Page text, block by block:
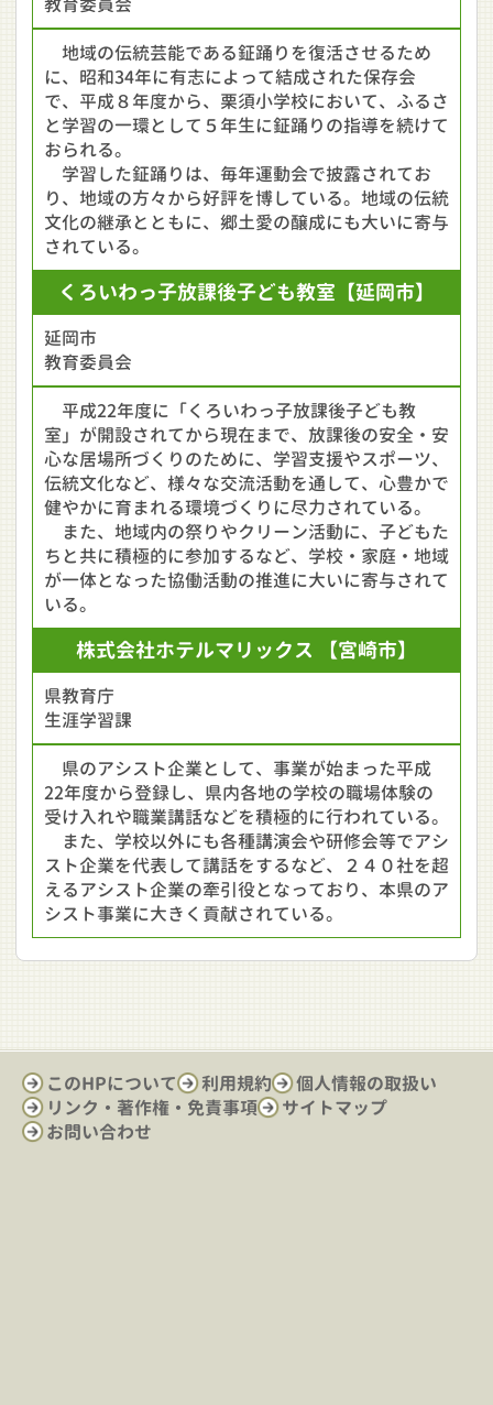
地域の伝統芸能である鉦踊りを復活させるため
に、昭和34年に有志によって結成された保存会
で、平成８年度から、栗須小学校において、ふるさ
と学習の一環として５年生に鉦踊りの指導を続けて
おられる。
学習した鉦踊りは、毎年運動会で披露されてお
り、地域の方々から好評を博している。地域の伝統
文化の継承とともに、郷土愛の醸成にも大いに寄与
されている。
くろいわっ子放課後子ども教室 【延岡市】
延岡市
教育委員会
平成22年度に「くろいわっ子放課後子ども教
室」が開設されてから現在まで、放課後の安全・安
心な居場所づくりのために、学習支援やスポーツ、
伝統文化など、様々な交流活動を通して、心豊かで
健やかに育まれる環境づくりに尽力されている。
また、地域内の祭りやクリーン活動に、子どもた
ちと共に積極的に参加するなど、学校・家庭・地域
が一体となった協働活動の推進に大いに寄与されて
いる。
株式会社ホテルマリックス 【宮崎市】
県教育庁
生涯学習課
県のアシスト企業として、事業が始まった平成
22年度から登録し、県内各地の学校の職場体験の
受け入れや職業講話などを積極的に行われている。
また、学校以外にも各種講演会や研修会等でアシ
スト企業を代表して講話をするなど、２４０社を超
えるアシスト企業の牽引役となっており、本県のア
シスト事業に大きく貢献されている。
このHPについて 利用規約
個人情報の取扱い
リンク・著作権・免責事項
サイトマップ
お問い合わせ